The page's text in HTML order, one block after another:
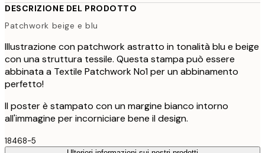
DESCRIZIONE DEL PRODOTTO
Patchwork beige e blu
Illustrazione con patchwork astratto in tonalità blu e beige
con una struttura tessile. Questa stampa può essere
abbinata a Textile Patchwork No1 per un abbinamento
perfetto!
Il poster è stampato con un margine bianco intorno
all'immagine per incorniciare bene il design.
18468-5